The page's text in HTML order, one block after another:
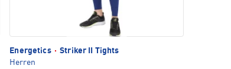
Energetics · Striker II Tights
Herren